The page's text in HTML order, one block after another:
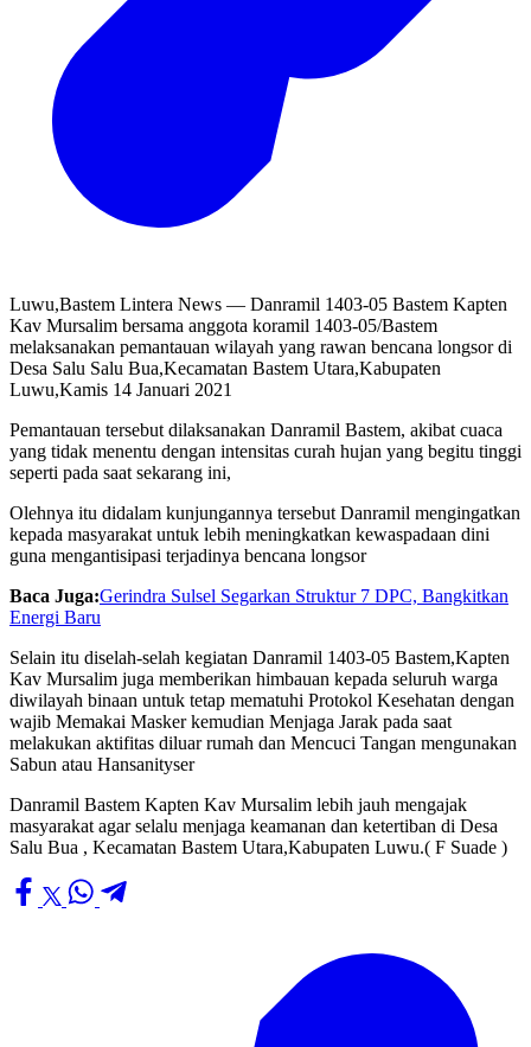
Luwu,Bastem Lintera News — Danramil 1403-05 Bastem Kapten
Kav Mursalim bersama anggota koramil 1403-05/Bastem
melaksanakan pemantauan wilayah yang rawan bencana longsor di
Desa Salu Salu Bua,Kecamatan Bastem Utara,Kabupaten
Luwu,Kamis 14 Januari 2021
Pemantauan tersebut dilaksanakan Danramil Bastem, akibat cuaca
yang tidak menentu dengan intensitas curah hujan yang begitu tinggi
seperti pada saat sekarang ini,
Olehnya itu didalam kunjungannya tersebut Danramil mengingatkan
kepada masyarakat untuk lebih meningkatkan kewaspadaan dini
guna mengantisipasi terjadinya bencana longsor
Baca Juga:Gerindra Sulsel Segarkan Struktur 7 DPC, Bangkitkan
Energi Baru
Selain itu diselah-selah kegiatan Danramil 1403-05 Bastem,Kapten
Kav Mursalim juga memberikan himbauan kepada seluruh warga
diwilayah binaan untuk tetap mematuhi Protokol Kesehatan dengan
wajib Memakai Masker kemudian Menjaga Jarak pada saat
melakukan aktifitas diluar rumah dan Mencuci Tangan mengunakan
Sabun atau Hansanityser
Danramil Bastem Kapten Kav Mursalim lebih jauh mengajak
masyarakat agar selalu menjaga keamanan dan ketertiban di Desa
Salu Bua , Kecamatan Bastem Utara,Kabupaten Luwu.( F Suade )